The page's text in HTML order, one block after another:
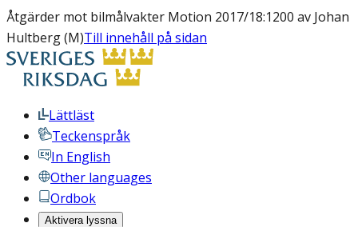
Åtgärder mot bilmålvakter Motion 2017/18:1200 av Johan
Hultberg (M)Till innehåll på sidan
Lättläst
Teckenspråk
In English
Other languages
Ordbok
Aktivera lyssna